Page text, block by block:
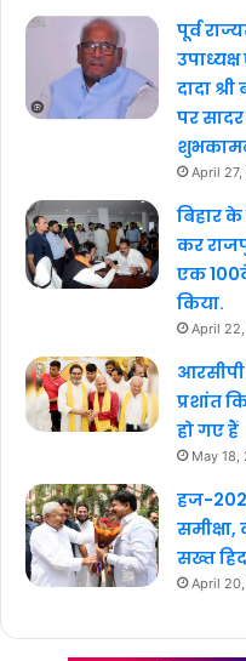
पूर्व
दादा
पर
April
बिहार
कर
एक
किया.
April
आरसीपी
प्रशांत
हो गए हैं
May 18,
हज-
सख्त
April